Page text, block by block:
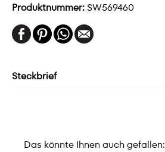
Produktnummer:SW569460
Steckbrief
Das könnte Ihnen auch gefallen: